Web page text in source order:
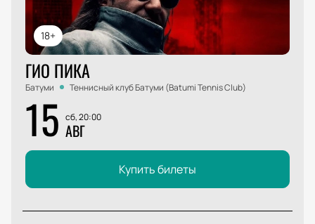
18+
ГИО ПИКА
Батуми Теннисный клуб Батуми (Batumi Tennis Club)
15 сб, 20:00
АВГ
Купить билеты